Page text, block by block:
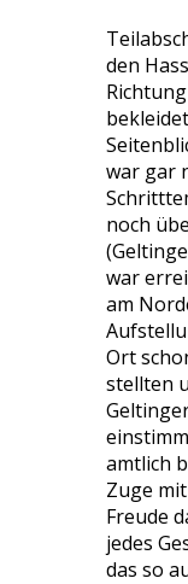
den
war gar
noch
war
am
Ort
stellten
amtlich
Zuge
Freude
jedes
das so